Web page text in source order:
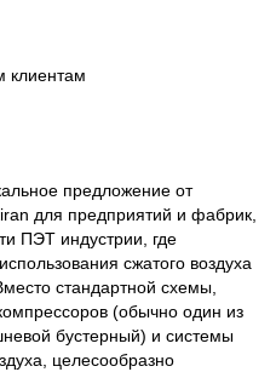
клиентам
предложение от
для предприятий и фабрик,
ПЭТ индустрии, где
сжатого воздуха
стандартной схемы,
(обычно один из
бустерный) и системы
целесообразно